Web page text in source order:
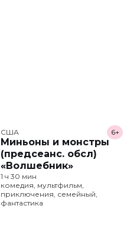
США
Миньоны и монстры
(предсеанс. обсл)
«Волшебник»
6+
1 ч 30 мин
комедия, мультфильм,
приключения, семейный,
фантастика